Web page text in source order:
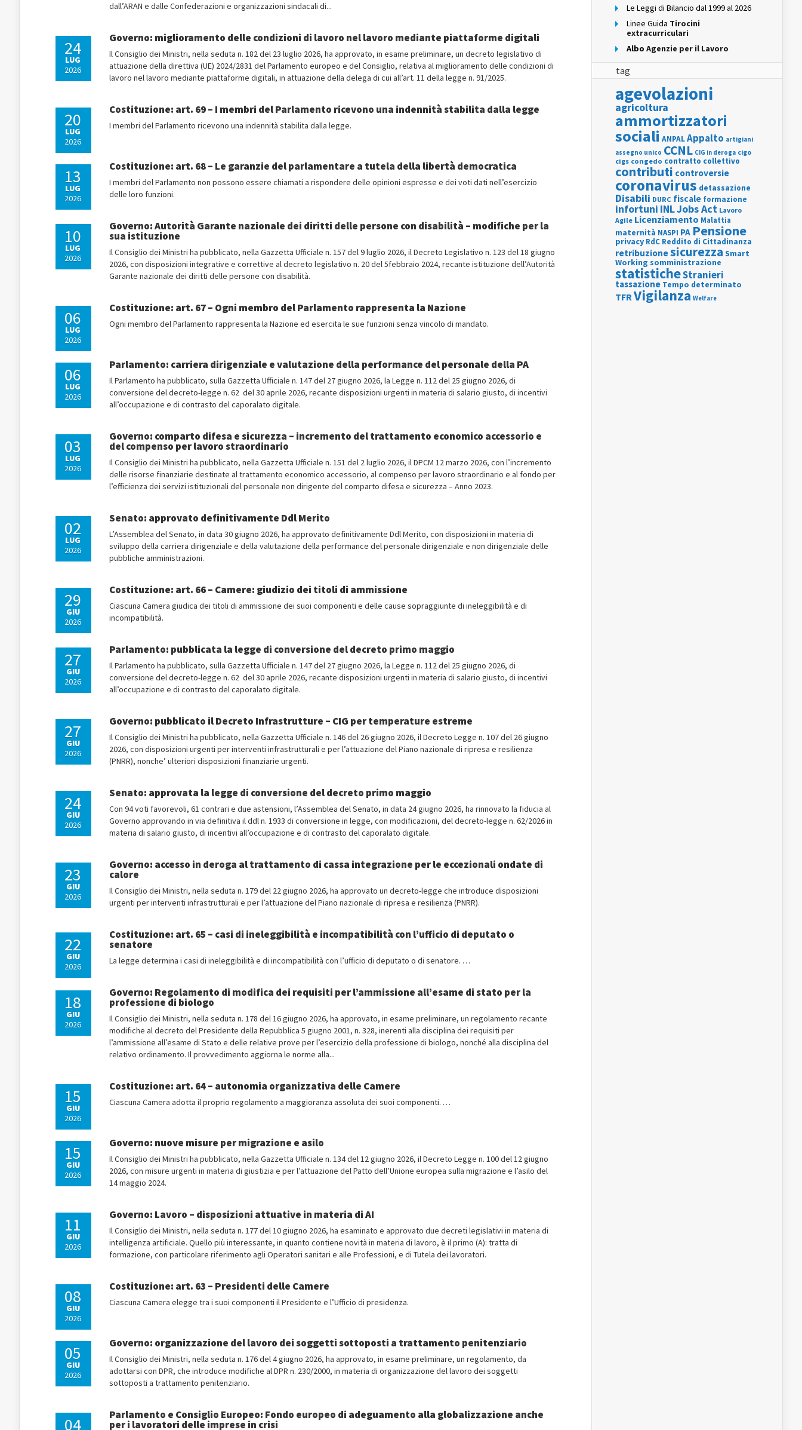
dall’ARAN e dalle Confederazioni e organizzazioni sindacali di...
24
LUG
2026
Governo: miglioramento delle condizioni di lavoro nel lavoro mediante piattaforme digitali
Il Consiglio dei Ministri, nella seduta n. 182 del 23 luglio 2026, ha approvato, in esame preliminare, un decreto legislativo di
attuazione della direttiva (UE) 2024/2831 del Parlamento europeo e del Consiglio, relativa al miglioramento delle condizioni di
lavoro nel lavoro mediante piattaforme digitali, in attuazione della delega di cui all’art. 11 della legge n. 91/2025.
20
LUG
2026
Costituzione: art. 69 – I membri del Parlamento ricevono una indennità stabilita dalla legge
I membri del Parlamento ricevono una indennità stabilita dalla legge.
13
LUG
2026
Costituzione: art. 68 – Le garanzie del parlamentare a tutela della libertà democratica
I membri del Parlamento non possono essere chiamati a rispondere delle opinioni espresse e dei voti dati nell’esercizio
delle loro funzioni.
10
LUG
2026
Governo: Autorità Garante nazionale dei diritti delle persone con disabilità – modifiche per la
sua istituzione
Il Consiglio dei Ministri ha pubblicato, nella Gazzetta Ufficiale n. 157 del 9 luglio 2026, il Decreto Legislativo n. 123 del 18 giugno
2026, con disposizioni integrative e correttive al decreto legislativo n. 20 del 5febbraio 2024, recante istituzione dell’Autorità
Garante nazionale dei diritti delle persone con disabilità.
06
LUG
2026
Costituzione: art. 67 – Ogni membro del Parlamento rappresenta la Nazione
Ogni membro del Parlamento rappresenta la Nazione ed esercita le sue funzioni senza vincolo di mandato.
06
LUG
2026
Parlamento: carriera dirigenziale e valutazione della performance del personale della PA
Il Parlamento ha pubblicato, sulla Gazzetta Ufficiale n. 147 del 27 giugno 2026, la Legge n. 112 del 25 giugno 2026, di
conversione del decreto-legge n. 62 del 30 aprile 2026, recante disposizioni urgenti in materia di salario giusto, di incentivi
all’occupazione e di contrasto del caporalato digitale.
03
LUG
2026
Governo: comparto difesa e sicurezza – incremento del trattamento economico accessorio e
del compenso per lavoro straordinario
Il Consiglio dei Ministri ha pubblicato, nella Gazzetta Ufficiale n. 151 del 2 luglio 2026, il DPCM 12 marzo 2026, con l’incremento
delle risorse finanziarie destinate al trattamento economico accessorio, al compenso per lavoro straordinario e al fondo per
l’efficienza dei servizi istituzionali del personale non dirigente del comparto difesa e sicurezza – Anno 2023.
02
LUG
2026
Senato: approvato definitivamente Ddl Merito
L’Assemblea del Senato, in data 30 giugno 2026, ha approvato definitivamente Ddl Merito, con disposizioni in materia di
sviluppo della carriera dirigenziale e della valutazione della performance del personale dirigenziale e non dirigenziale delle
pubbliche amministrazioni.
29
GIU
2026
Costituzione: art. 66 – Camere: giudizio dei titoli di ammissione
Ciascuna Camera giudica dei titoli di ammissione dei suoi componenti e delle cause sopraggiunte di ineleggibilità e di
incompatibilità.
27
GIU
2026
Parlamento: pubblicata la legge di conversione del decreto primo maggio
Il Parlamento ha pubblicato, sulla Gazzetta Ufficiale n. 147 del 27 giugno 2026, la Legge n. 112 del 25 giugno 2026, di
conversione del decreto-legge n. 62 del 30 aprile 2026, recante disposizioni urgenti in materia di salario giusto, di incentivi
all’occupazione e di contrasto del caporalato digitale.
27
GIU
2026
Governo: pubblicato il Decreto Infrastrutture – CIG per temperature estreme
Il Consiglio dei Ministri ha pubblicato, nella Gazzetta Ufficiale n. 146 del 26 giugno 2026, il Decreto Legge n. 107 del 26 giugno
2026, con disposizioni urgenti per interventi infrastrutturali e per l’attuazione del Piano nazionale di ripresa e resilienza
(PNRR), nonche’ ulteriori disposizioni finanziarie urgenti.
24
GIU
2026
Senato: approvata la legge di conversione del decreto primo maggio
Con 94 voti favorevoli, 61 contrari e due astensioni, l’Assemblea del Senato, in data 24 giugno 2026, ha rinnovato la fiducia al
Governo approvando in via definitiva il ddl n. 1933 di conversione in legge, con modificazioni, del decreto-legge n. 62/2026 in
materia di salario giusto, di incentivi all’occupazione e di contrasto del caporalato digitale.
23
GIU
2026
Governo: accesso in deroga al trattamento di cassa integrazione per le eccezionali ondate di
calore
Il Consiglio dei Ministri, nella seduta n. 179 del 22 giugno 2026, ha approvato un decreto-legge che introduce disposizioni
urgenti per interventi infrastrutturali e per l’attuazione del Piano nazionale di ripresa e resilienza (PNRR).
22
GIU
2026
Costituzione: art. 65 – casi di ineleggibilità e incompatibilità con l’ufficio di deputato o
senatore
La legge determina i casi di ineleggibilità e di incompatibilità con l’ufficio di deputato o di senatore. …
18
GIU
2026
Governo: Regolamento di modifica dei requisiti per l’ammissione all’esame di stato per la
professione di biologo
Il Consiglio dei Ministri, nella seduta n. 178 del 16 giugno 2026, ha approvato, in esame preliminare, un regolamento recante
modifiche al decreto del Presidente della Repubblica 5 giugno 2001, n. 328, inerenti alla disciplina dei requisiti per
l’ammissione all’esame di Stato e delle relative prove per l’esercizio della professione di biologo, nonché alla disciplina del
relativo ordinamento. Il provvedimento aggiorna le norme alla...
15
GIU
2026
Costituzione: art. 64 – autonomia organizzativa delle Camere
Ciascuna Camera adotta il proprio regolamento a maggioranza assoluta dei suoi componenti. …
15
GIU
2026
Governo: nuove misure per migrazione e asilo
Il Consiglio dei Ministri ha pubblicato, nella Gazzetta Ufficiale n. 134 del 12 giugno 2026, il Decreto Legge n. 100 del 12 giugno
2026, con misure urgenti in materia di giustizia e per l’attuazione del Patto dell’Unione europea sulla migrazione e l’asilo del
14 maggio 2024.
11
GIU
2026
Governo: Lavoro – disposizioni attuative in materia di AI
Il Consiglio dei Ministri, nella seduta n. 177 del 10 giugno 2026, ha esaminato e approvato due decreti legislativi in materia di
intelligenza artificiale. Quello più interessante, in quanto contiene novità in materia di lavoro, è il primo (A): tratta di
formazione, con particolare riferimento agli Operatori sanitari e alle Professioni, e di Tutela dei lavoratori.
08
GIU
2026
Costituzione: art. 63 – Presidenti delle Camere
Ciascuna Camera elegge tra i suoi componenti il Presidente e l’Ufficio di presidenza.
05
GIU
2026
Governo: organizzazione del lavoro dei soggetti sottoposti a trattamento penitenziario
Il Consiglio dei Ministri, nella seduta n. 176 del 4 giugno 2026, ha approvato, in esame preliminare, un regolamento, da
adottarsi con DPR, che introduce modifiche al DPR n. 230/2000, in materia di organizzazione del lavoro dei soggetti
sottoposti a trattamento penitenziario.
04 Parlamento e Consiglio Europeo: Fondo europeo di adeguamento alla globalizzazione anche
per i lavoratori delle imprese in crisi
Le Leggi di Bilancio dal 1999 al 2026
Linee Guida Tirocini
extracurriculari
Albo Agenzie per il Lavoro
tag
agevolazioni
agricoltura
ammortizzatori
sociali ANPALAppalto artigiani
assegno unico CCNL CIG in deroga cigo
cigs congedo contratto collettivo
contributi controversie
coronavirus detassazione
Disabili DURC fiscale formazione
infortuni INLJobs Act Lavoro
Agile Licenziamento Malattia
maternità NASPI PA Pensione
privacy RdC Reddito di Cittadinanza
retribuzionesicurezza Smart
Working somministrazione
statisticheStranieri
tassazione Tempo determinato
TFRVigilanza Welfare